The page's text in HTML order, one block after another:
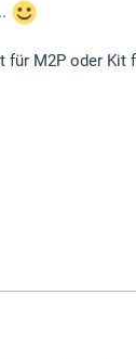
M2P oder Kit